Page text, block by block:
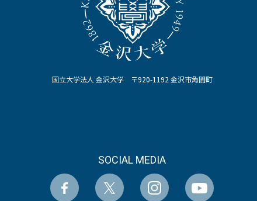
国立大学法人 金沢大学 〒920-1192 金沢市角間町
SOCIAL MEDIA